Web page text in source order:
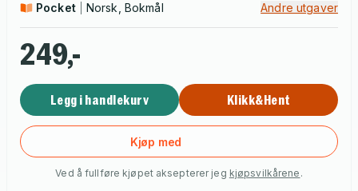
Pocket Norsk, Bokmål Andre utgaver
249,-
Legg i handlekurv Klikk&Hent
Kjøp med
Ved å fullføre kjøpet aksepterer jeg kjøpsvilkårene .